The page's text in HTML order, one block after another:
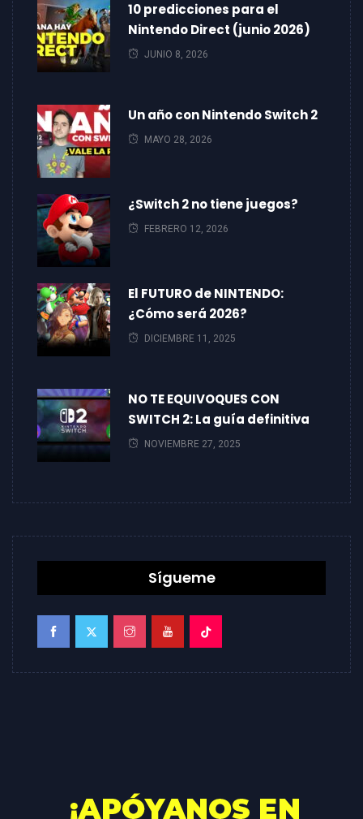
10 predicciones para el
Nintendo Direct (junio 2026)
JUNIO 8, 2026
Un año con Nintendo Switch 2
MAYO 28, 2026
¿Switch 2 no tiene juegos?
FEBRERO 12, 2026
El FUTURO de NINTENDO:
¿Cómo será 2026?
DICIEMBRE 11, 2025
NO TE EQUIVOQUES CON
SWITCH 2: La guía definitiva
NOVIEMBRE 27, 2025
Sígueme